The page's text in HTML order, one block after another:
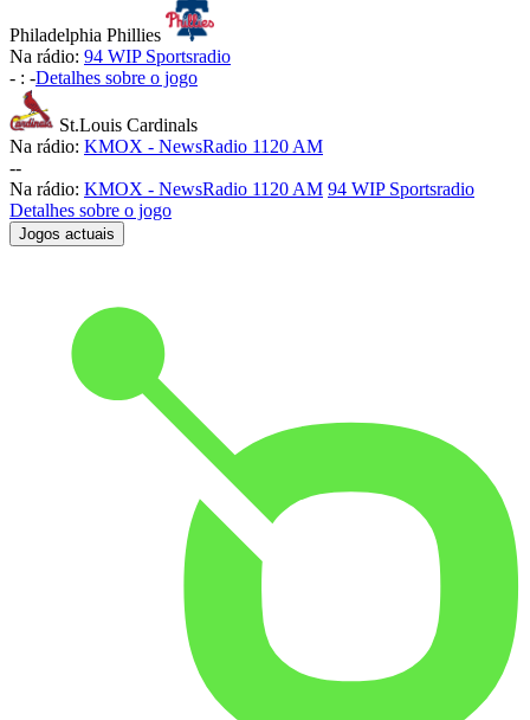
Philadelphia Phillies
Na rádio: 94 WIP Sportsradio
- : -Detalhes sobre o jogo
St.Louis Cardinals
Na rádio: KMOX - NewsRadio 1120 AM
--
Na rádio: KMOX - NewsRadio 1120 AM 94 WIP Sportsradio
Detalhes sobre o jogo
Jogos actuais